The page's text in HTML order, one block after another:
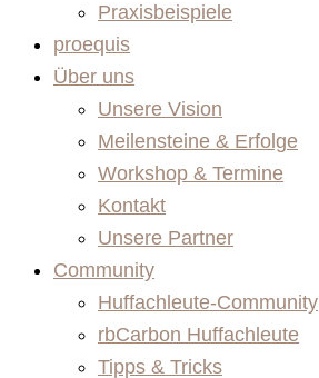
Praxisbeispiele
proequis
Über uns
Unsere Vision
Meilensteine & Erfolge
Workshop & Termine
Kontakt
Unsere Partner
Community
Huffachleute-Community
rbCarbon Huffachleute
Tipps & Tricks